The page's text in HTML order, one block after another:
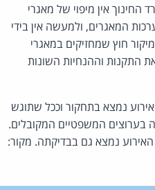
אין מיפוי של מאגרי
המאגרים, ולמעשה אין בידי
חוץ שמחזיקים במאגרי
התקנות וההנחיות השונות
נמצא בתחקור וככל שתוגש
בערוצים המשפטיים המקובלים.
נמצא גם בבדיקתה. מקור: